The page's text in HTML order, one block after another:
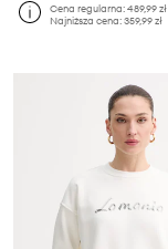
Cena regularna:489,99 zł
Najniższa cena:359,99 zł